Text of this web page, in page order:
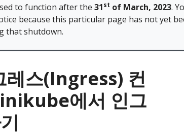
to function after the 31st of March, 2023.
because this particular page has not yet
that shutdown.
레스(Ingress) 컨
에서 인그